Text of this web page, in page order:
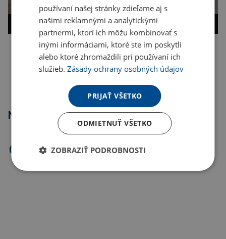
Kopírovať odkaz
Najpredávanejšie
používaní našej stránky zdieľame aj s
našimi reklamnými a analytickými
partnermi, ktorí ich môžu kombinovať s
inými informáciami, ktoré ste im poskytli
alebo ktoré zhromaždili pri používaní ich
služieb.Zásady ochrany osobných údajov
PRIJAŤ VŠETKO
ODMIETNUŤ VŠETKO
ZOBRAZIŤ PODROBNOSTI